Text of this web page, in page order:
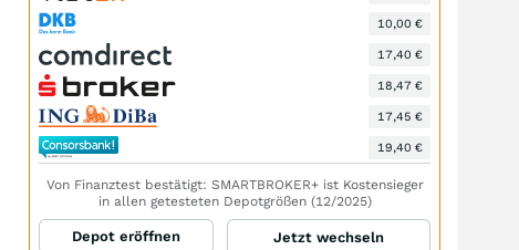
10,00 €
17,40 €
18,47 €
17,45 €
19,40 €
Von Finanztest bestätigt: SMARTBROKER+ ist Kostensieger
in allen getesteten Depotgrößen (12/2025)
Depot eröffnen Jetzt wechseln